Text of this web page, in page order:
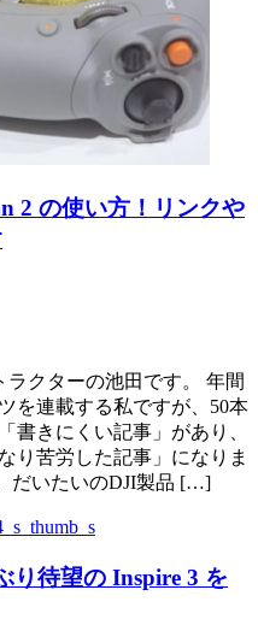
2 の使い方！リンクや
ラクターの池田です。 年間
を連載する私ですが、50本
書きにくい記事」があり、
り苦労した記事」になりま
だいたいのDJI製品 […]
り待望の Inspire 3 を